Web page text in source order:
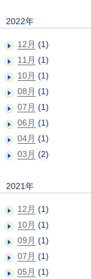
2022年
12月 (1)
11月 (1)
10月 (1)
08月 (1)
07月 (1)
06月 (1)
04月 (1)
03月 (2)
2021年
12月 (1)
10月 (1)
09月 (1)
07月 (1)
05月 (1)